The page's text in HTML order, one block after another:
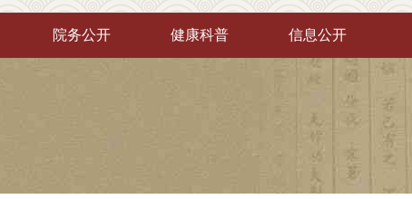
院务公开 健康科普 信息公开